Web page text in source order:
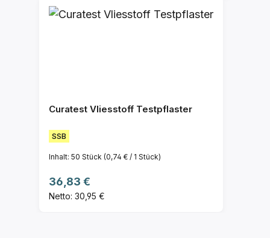
Curatest Vliesstoff Testpflaster
SSB
Inhalt: 50 Stück (0,74 € / 1 Stück)
Regulärer Preis:
36,83 €
Netto: 30,95 €